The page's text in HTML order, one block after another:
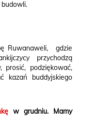
Ruwanaweli, gdzie
przychodzą
prosić, podziękować,
kazań buddyjskiego
w grudniu. Mamy